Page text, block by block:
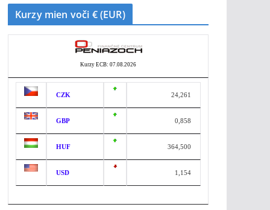
Kurzy mien voči € (EUR)
Kurzy ECB: 07.08.2026
CZK 24,261
GBP 0,858
HUF 364,500
USD 1,154